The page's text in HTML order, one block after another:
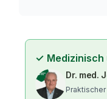
✓
Dr. med.